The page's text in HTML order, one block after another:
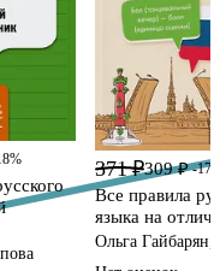
371 ₽309 ₽ -
Все правила
языка на
Ольга Гайбарян,